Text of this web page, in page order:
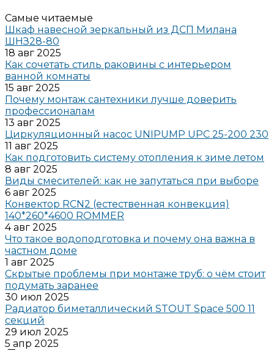
Самые читаемые
Шкаф навесной зеркальный из ДСП Милана
ШНЗ28-80
18 авг 2025
Как сочетать стиль раковины с интерьером
ванной комнаты
15 авг 2025
Почему монтаж сантехники лучше доверить
профессионалам
13 авг 2025
Циркуляционный насос UNIPUMP UPC 25-200 230
11 авг 2025
Как подготовить систему отопления к зиме летом
8 авг 2025
Виды смесителей: как не запутаться при выборе
6 авг 2025
Конвектор RCN2 (естественная конвекция)
140*260*4600 ROMMER
4 авг 2025
Что такое водоподготовка и почему она важна в
частном доме
1 авг 2025
Скрытые проблемы при монтаже труб: о чём стоит
подумать заранее
30 июл 2025
Радиатор биметаллический STOUT Space 500 11
секций
29 июл 2025
5 апр 2025